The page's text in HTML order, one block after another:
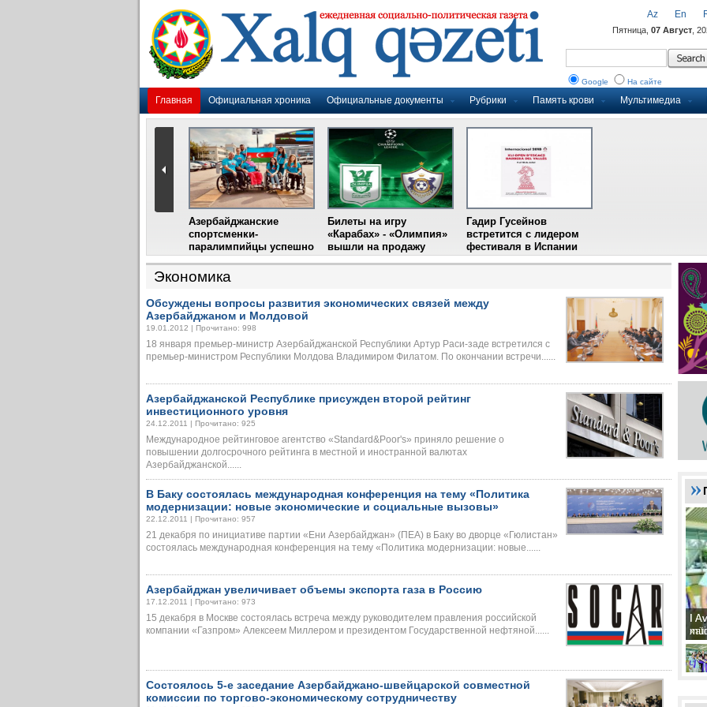
Главная Официальная хроника Официальные документы Рубрики Память крови Мультимедиа
Az En
Пятница, 07 Август ,
Google На сайте
Азербайджанские
спортсменки-
паралимпийцы успешно
выступили на III
Международном
фестивале парашютного
Билеты на игру
«Карабах» - «Олимпия»
вышли на продажу
Гадир Гусейнов
встретится с лидером
фестиваля в Испании
Экономика
Обсуждены вопросы развития экономических связей между
Азербайджаном и Молдовой
19.01.2012 | Прочитано: 998
18 января премьер-министр Азербайджанской Республики Артур Раси-заде встретился с
премьер-министром Республики Молдова Владимиром Филатом. По окончании встречи......
Азербайджанской Республике присужден второй рейтинг
инвестиционного уровня
24.12.2011 | Прочитано: 925
Международное рейтинговое агентство «Standard&Poor's» приняло решение о
повышении долгосрочного рейтинга в местной и иностранной валютах
Азербайджанской......
В Баку состоялась международная конференция на тему «Политика
модернизации: новые экономические и социальные вызовы»
22.12.2011 | Прочитано: 957
21 декабря по инициативе партии «Ени Азербайджан» (ПЕА) в Баку во дворце «Гюлистан»
состоялась международная конференция на тему «Политика модернизации: новые......
Азербайджан увеличивает объемы экспорта газа в Россию
17.12.2011 | Прочитано: 973
15 декабря в Москве состоялась встреча между руководителем правления российской
компании «Газпром» Алексеем Миллером и президентом Государственной нефтяной......
Состоялось 5-е заседание Азербайджано-швейцарской совместной
комиссии по торгово-экономическому сотрудничеству
II